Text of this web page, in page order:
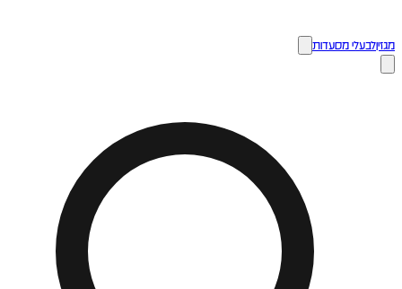
מגזיןלבעלי מסעדות